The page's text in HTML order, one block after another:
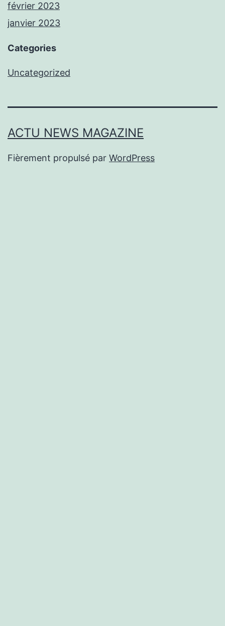
février 2023
janvier 2023
Categories
Uncategorized
ACTU NEWS MAGAZINE
Fièrement propulsé par WordPress